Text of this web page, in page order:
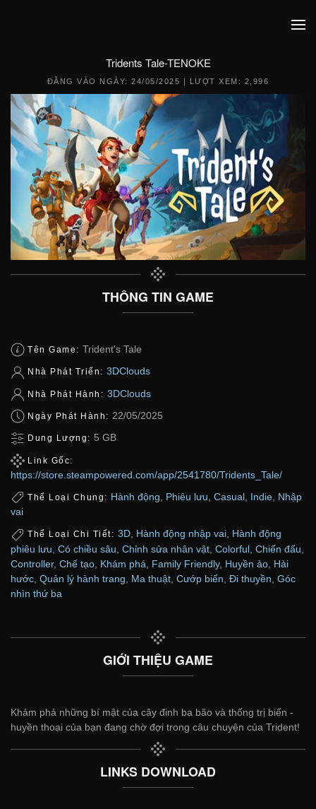
Tridents Tale-TENOKE
ĐĂNG VÀO NGÀY:24/05/2025 | LƯỢT XEM: 2,996
THÔNG TIN GAME
Tên Game: Trident's Tale
Nhà Phát Triển: 3DClouds
Nhà Phát Hành: 3DClouds
Ngày Phát Hành: 22/05/2025
Dung Lượng: 5 GB
Link Gốc:
https://store.steampowered.com/app/2541780/Tridents_Tale/
Thể Loại Chung: Hành động Phiêu lưu Casual Indie Nhập
vai
Thể Loại Chi Tiết: 3D, Hành động nhập vai, Hành động
phiêu lưu Có chiều sâu Chỉnh sửa nhân vật Colorful Chiến đấu
Controller, Chế tạo Khám phá Family Friendly, Huyền ảo Hài
hước Quản lý hành trang Ma thuật Cướp biển Đi thuyền Góc
nhìn thứ ba
GIỚI THIỆU GAME
Khám phá những bí mật của cây đinh ba bão và thống trị biển -
huyền thoại của bạn đang chờ đợi trong câu chuyện của Trident!
LINKS DOWNLOAD